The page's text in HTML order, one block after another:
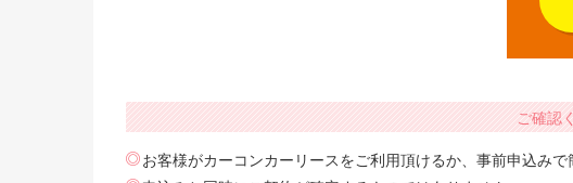
ご確認
お客様がカーコンカーリースをご利用頂けるか、事前申込みで